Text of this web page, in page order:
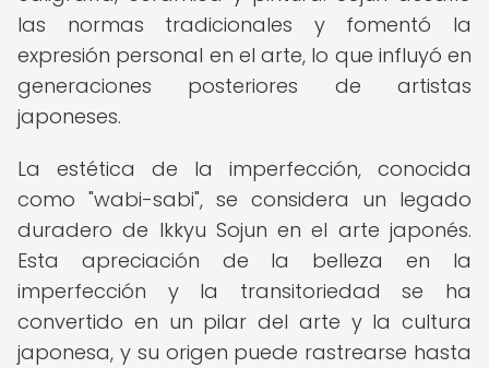
las normas tradicionales y fomentó la
expresión personal en el arte, lo que influyó en
generaciones posteriores de artistas
japoneses.
La estética de la imperfección, conocida
como "wabi-sabi", se considera un legado
duradero de Ikkyu Sojun en el arte japonés.
Esta apreciación de la belleza en la
imperfección y la transitoriedad se ha
convertido en un pilar del arte y la cultura
japonesa, y su origen puede rastrearse hasta